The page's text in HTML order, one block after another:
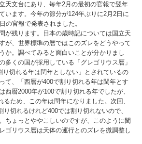
天文台にあり、毎年2月の最初の官報で翌年
います。今年の節分が124年ぶりに2月2日に
の官報で発表されました。
が残ります。日本の歳時記については国立天
が、世界標準の暦ではこのズレをどうやって
か。調べてみると面白いことが分かりまし
多くの国が採用している「グレゴリウス暦」
り切れる年は閏年としない」とされているの
て、「西暦が400で割り切れる年は閏年とす
西暦2000年が100で割り切れる年でしたが、
るため、この年は閏年になりました。次回、
り切れるけれど400では割り切れないので、
ちょっとややこしいのですが、このように閏
ゴリウス暦は天体の運行とのズレを微調整し